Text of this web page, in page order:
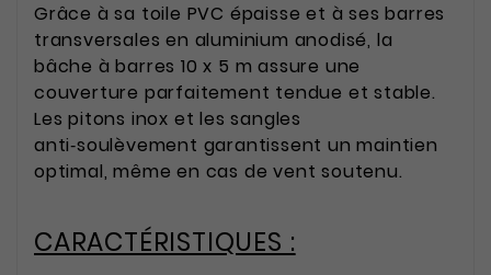
Grâce à sa toile PVC épaisse et à ses barres
transversales en aluminium anodisé, la
bâche à barres 10 x 5 m assure une
couverture parfaitement tendue et stable.
Les pitons inox et les sangles
anti‑soulèvement garantissent un maintien
optimal, même en cas de vent soutenu.
CARACTÉRISTIQUES :